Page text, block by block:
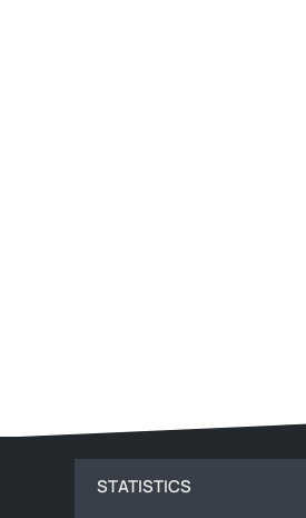
STATISTICS